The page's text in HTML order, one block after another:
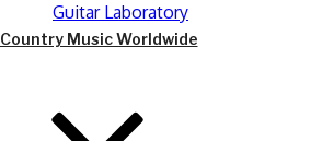
Guitar Laboratory
Country Music Worldwide